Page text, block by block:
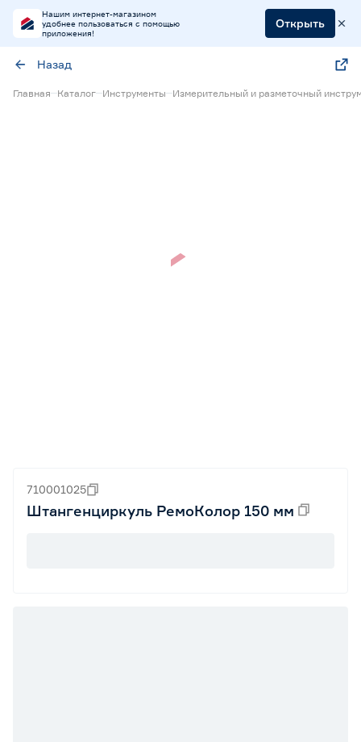
Нашим интернет-магазином
удобнее пользоваться с помощью
приложения!
Открыть
Назад
Главная Каталог Инструменты Измерительный и разметочный
710001025
Штангенциркуль РемоКолор 150 мм